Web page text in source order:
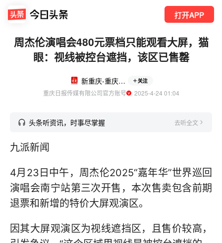
打开APP
周杰伦演唱会480元票档只能观看大屏，猫
眼：视线被控台遮挡，该区已售罄
新重庆-重庆日报 关注
重庆日报传媒有限公司官方账号
  2025-4-24 01:04
头条听资讯，时事尽掌握 去听全文
九派新闻
4月23日中午，周杰伦2025“嘉年华”世界巡回
演唱会南宁站第三次开售，本次售卖包含前期
退票和新增的特价大屏观演区。
因其大屏观演区为视线遮挡区，且售价较高，